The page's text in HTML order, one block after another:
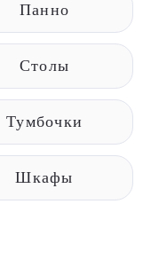
Панно
Столы
Тумбочки
Шкафы